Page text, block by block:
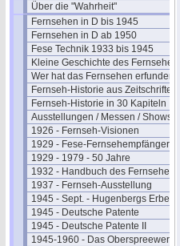
Über die "Wahrheit"
Fernsehen in D bis 1945
Fernsehen in D ab 1950
Fese Technik 1933 bis 1945
Kleine Geschichte des
Wer hat das Fernsehen erfunden?
Fernseh-Historie aus Zeitschriften
Fernseh-Historie in 30 Kapiteln
Ausstellungen / Messen / Shows
1926 - Fernseh-Visionen
1929 - Fese-Fernsehempfänger
1929 - 1979 - 50 Jahre
1932 - Handbuch des Fernsehens
1937 - Fernseh-Ausstellung
1945 - Sept. - Hugenbergs Erbe
1945 - Deutsche Patente
1945 - Deutsche Patente II
1945-1960 - Das Oberspreewerk